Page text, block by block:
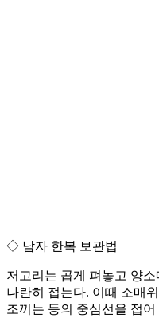
◇ 남자 한복 보관법
저고리는 곱게 펴놓고 양
나란히 접는다. 이때 소매
조끼는 등의 중심선을 접